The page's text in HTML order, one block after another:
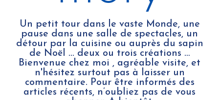
Un petit tour dans le vaste Monde, une
pause dans une salle de spectacles, un
détour par la cuisine ou auprès du sapin
de Noël ... deux ou trois créations …
Bienvenue chez moi , agréable visite, et
n'hésitez surtout pas à laisser un
commentaire. Pour être informés des
articles récents, n’oubliez pas de vous